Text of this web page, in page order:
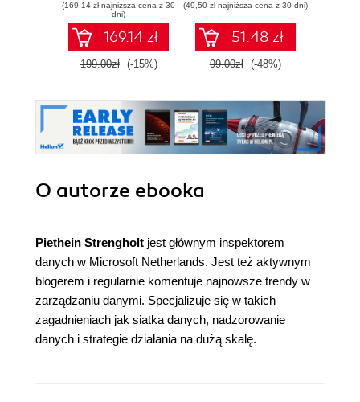
(169,14 zł najniższa cena z 30
dni)
169.14 zł
199.00zł (-15%)
technologią Data
Fabric. Wydanie II
(49,50 zł najniższa cena z 30 dni)
51.48 zł
99.00zł (-48%)
O autorze ebooka
Piethein Strengholt jest głównym inspektorem
danych w Microsoft Netherlands. Jest też aktywnym
blogerem i regularnie komentuje najnowsze trendy w
zarządzaniu danymi. Specjalizuje się w takich
zagadnieniach jak siatka danych, nadzorowanie
danych i strategie działania na dużą skalę.